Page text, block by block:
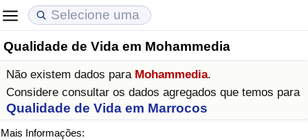
Qualidade de Vida em Mohammedia
Não existem dados para Mohammedia.
Considere consultar os dados agregados que temos para
Qualidade de Vida em Marrocos
Mais Informações:
Custo de Vida
Indicador de Custo de Vida (Atual)
Indicador de Custo de Vida
Preços de Imóveis
Indicador de Preços de Imóveis (Atual)
Indicador de Preços de Imóveis
Qualidade de Vida
Indicador de Qualidade de Vida
Indicador de Qualidade de Vida (Atual)